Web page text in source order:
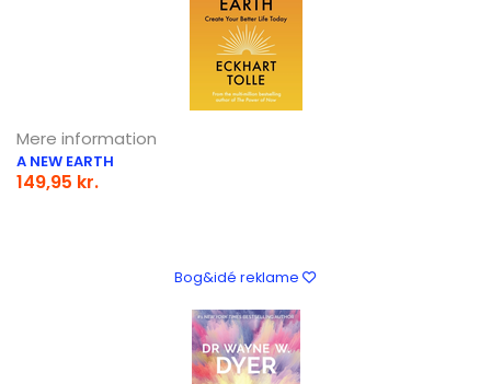
Mere information
A NEW EARTH
149,95 kr.
Bog&idé reklame